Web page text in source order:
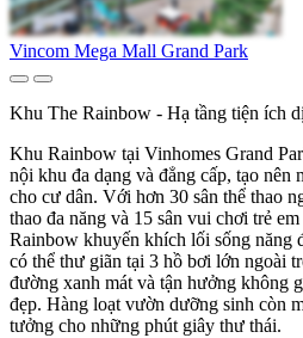
Vincom Mega Mall Grand Park
Khu The Rainbow - Hạ tầng tiện ích
Khu Rainbow tại Vinhomes Grand
nội khu đa dạng và đẳng cấp, tạo nên
cho cư dân. Với hơn 30 sân thể thao
thao đa năng và 15 sân vui chơi trẻ
Rainbow khuyến khích lối sống năng
có thể thư giãn tại 3 hồ bơi lớn ngoài
đường xanh mát và tận hưởng không
đẹp. Hàng loạt vườn dưỡng sinh còn
tưởng cho những phút giây thư thái.